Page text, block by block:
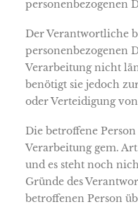
personenbezogenen
Der Verantwortliche
personenbezogenen
Verarbeitung nicht
benötigt sie jedoch
oder Verteidigung
Die betroffene
Verarbeitung gem.
und es steht noch
Gründe des
betroffenen Person